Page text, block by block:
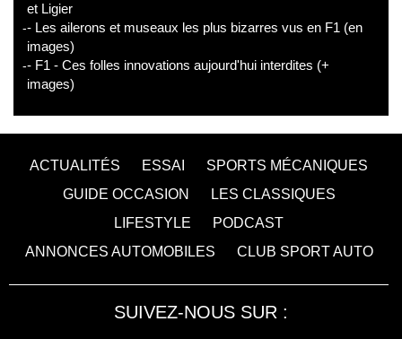
et Ligier
- Les ailerons et museaux les plus bizarres vus en F1 (en
images)
- F1 - Ces folles innovations aujourd'hui interdites (+
images)
ACTUALITÉS ESSAI
SPORTS MÉCANIQUES
GUIDE OCCASION
LES CLASSIQUES
LIFESTYLE
PODCAST
ANNONCES AUTOMOBILES
CLUB SPORT AUTO
SUIVEZ-NOUS SUR :